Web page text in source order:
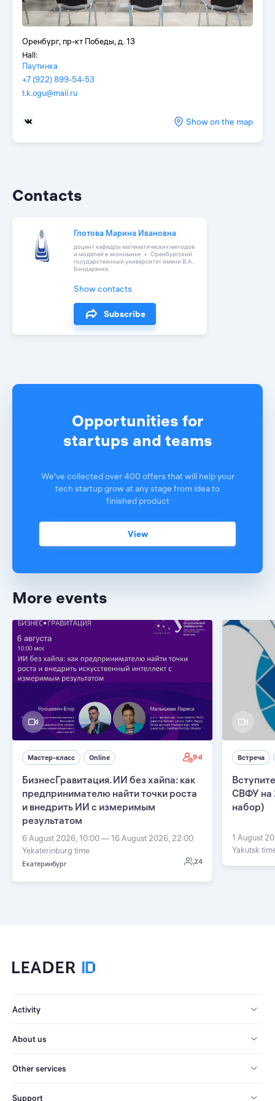
Оренбург, пр-кт Победы, д. 13
Hall:
Паутинка
+7 (922) 899-54-53
t.k.ogu@mail.ru
Show on the map
Contacts
Глотова Марина Ивановна
доцент кафедры математических методов
и моделей в экономике
Оренбургский
государственный университет имени В.А.
Бондаренко
Show contacts
Subscribe
Opportunities for
startups and teams
We've collected over 400 offers that will help your
tech startup grow at any stage from idea to
finished product
View
More events
Мастер-класс Online 9 d
БизнесГравитация. ИИ без хайпа: как
предпринимателю найти точки роста
и внедрить ИИ с измеримым
результатом
6 August 2026, 10:00 — 16 August 2026, 22:00
Yekaterinburg time
Екатеринбург 24
Встреча
СВФУ на
набор)
1 August
Yakutsk
Activity
About us
Other services
Support